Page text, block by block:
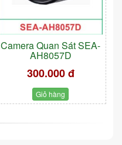
Camera Quan Sát SEA-
AH8057D
300.000 đ
Giỏ hàng